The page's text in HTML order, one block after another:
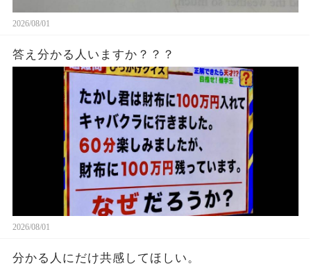
2026/08/01
答え分かる人いますか？？？
2026/08/01
分かる人にだけ共感してほしい。